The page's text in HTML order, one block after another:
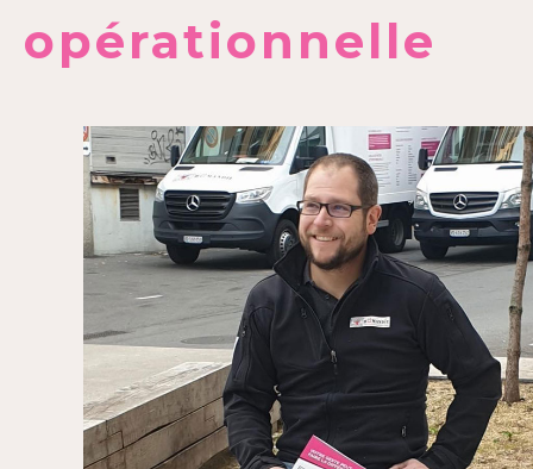
opérationnelle